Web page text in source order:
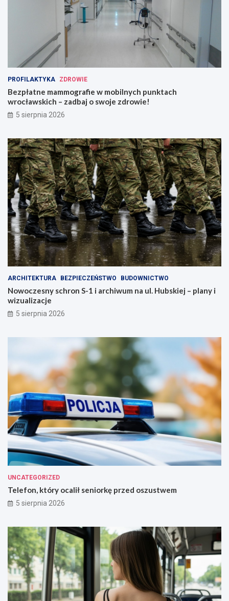
PROFILAKTYKA ZDROWIE
Bezpłatne mammografie w mobilnych punktach
wrocławskich – zadbaj o swoje zdrowie!
5 sierpnia 2026
ARCHITEKTURA BEZPIECZEŃSTWO BUDOWNICTWO
Nowoczesny schron S-1 i archiwum na ul. Hubskiej – plany i
wizualizacje
5 sierpnia 2026
UNCATEGORIZED
Telefon, który ocalił seniorkę przed oszustwem
5 sierpnia 2026